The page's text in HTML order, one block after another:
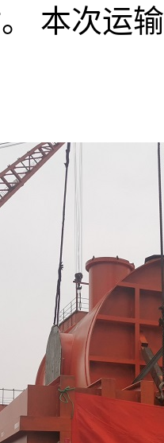
本次运